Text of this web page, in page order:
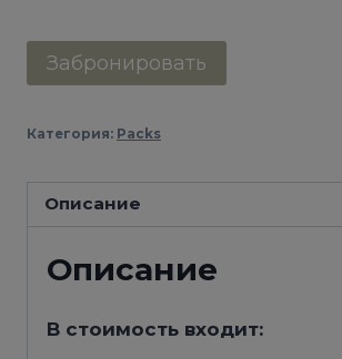
Количество
товара
«СУЩНОСТЬ
Забронировать
Категория: Packs
Описание
Описание
В стоимость входит: